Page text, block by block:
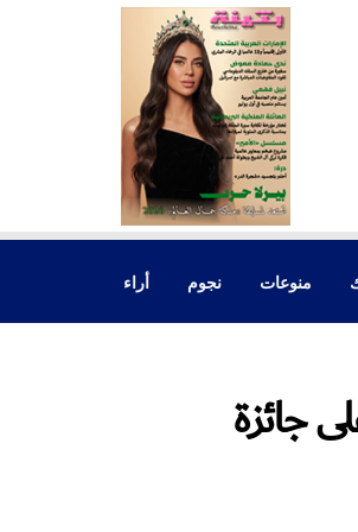
منوعات نجوم أراء
جائزة